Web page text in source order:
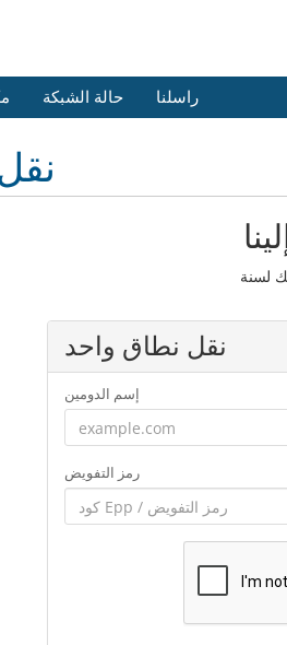
حالة الشبكة راسلنا
نقل نطاق واحد
إسم الدومين
رمز التفويض